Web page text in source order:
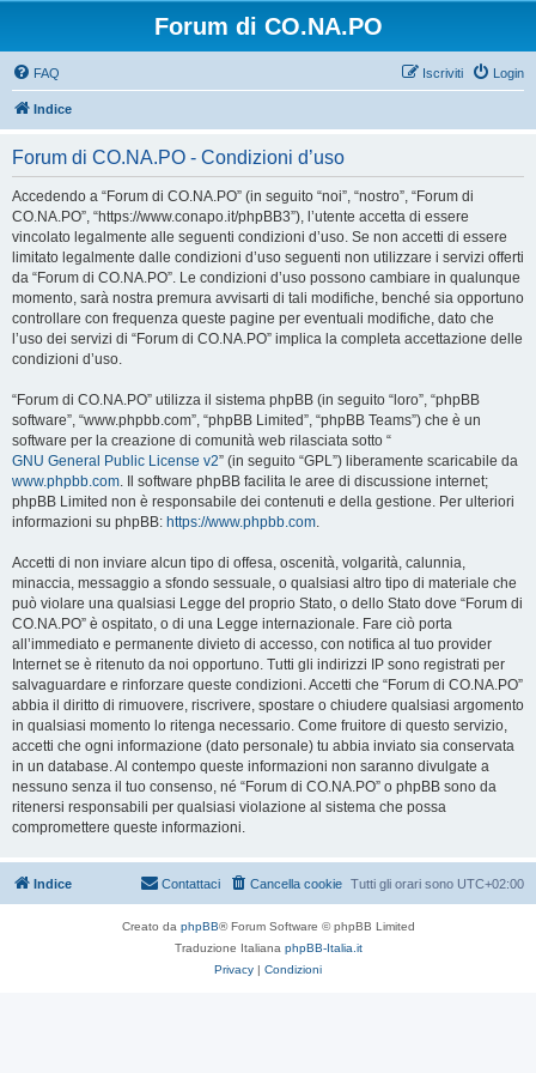
Forum di CO.NA.PO
FAQ Login
Iscriviti
Indice
Forum di CO.NA.PO - Condizioni d’uso
Accedendo a “Forum di CO.NA.PO” (in seguito “noi”, “nostro”, “Forum di
CO.NA.PO”, “https://www.conapo.it/phpBB3”), l’utente accetta di essere
vincolato legalmente alle seguenti condizioni d’uso. Se non accetti di essere
limitato legalmente dalle condizioni d’uso seguenti non utilizzare i servizi offerti
da “Forum di CO.NA.PO”. Le condizioni d’uso possono cambiare in qualunque
momento, sarà nostra premura avvisarti di tali modifiche, benché sia opportuno
controllare con frequenza queste pagine per eventuali modifiche, dato che
l’uso dei servizi di “Forum di CO.NA.PO” implica la completa accettazione delle
condizioni d’uso.
“Forum di CO.NA.PO” utilizza il sistema phpBB (in seguito “loro”, “phpBB
software”, “www.phpbb.com”, “phpBB Limited”, “phpBB Teams”) che è un
software per la creazione di comunità web rilasciata sotto “
GNU General Public License v2” (in seguito “GPL”) liberamente scaricabile da
www.phpbb.com. Il software phpBB facilita le aree di discussione internet;
phpBB Limited non è responsabile dei contenuti e della gestione. Per ulteriori
informazioni su phpBB: https://www.phpbb.com.
Accetti di non inviare alcun tipo di offesa, oscenità, volgarità, calunnia,
minaccia, messaggio a sfondo sessuale, o qualsiasi altro tipo di materiale che
può violare una qualsiasi Legge del proprio Stato, o dello Stato dove “Forum di
CO.NA.PO” è ospitato, o di una Legge internazionale. Fare ciò porta
all’immediato e permanente divieto di accesso, con notifica al tuo provider
Internet se è ritenuto da noi opportuno. Tutti gli indirizzi IP sono registrati per
salvaguardare e rinforzare queste condizioni. Accetti che “Forum di CO.NA.PO”
abbia il diritto di rimuovere, riscrivere, spostare o chiudere qualsiasi argomento
in qualsiasi momento lo ritenga necessario. Come fruitore di questo servizio,
accetti che ogni informazione (dato personale) tu abbia inviato sia conservata
in un database. Al contempo queste informazioni non saranno divulgate a
nessuno senza il tuo consenso, né “Forum di CO.NA.PO” o phpBB sono da
ritenersi responsabili per qualsiasi violazione al sistema che possa
compromettere queste informazioni.
Indice Tutti gli orari sono UTC+02:00
Cancella cookie
Contattaci
Creato da phpBB® Forum Software © phpBB Limited
Traduzione Italiana phpBB-Italia.it
Privacy | Condizioni